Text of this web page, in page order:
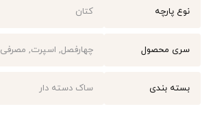
نوع پارچه کتان
سری محصول چهارفصل, اسپرت, مصرفی
بسته بندی ساک دسته دار